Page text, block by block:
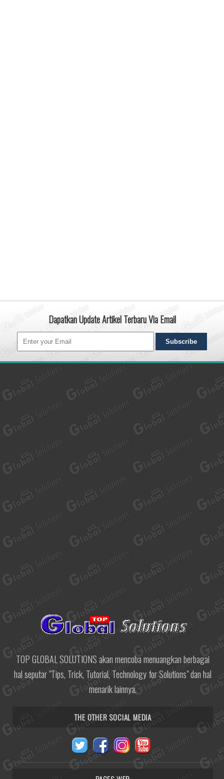
Dapatkan Update Artikel Terbaru Via Email
TOP GLOBAL SOLUTIONS akan mencoba menuangkan berbagai
hal seputar "Tips, Trick, Tutorial, Technology for Solutions" dan hal
menarik lainnya.
THE OTHER SOCIAL MEDIA